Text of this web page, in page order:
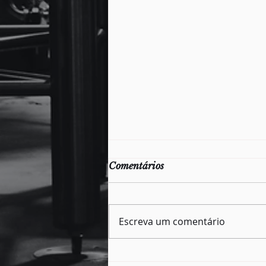
Comentários
Escreva um comentário